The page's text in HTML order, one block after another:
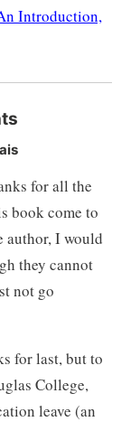
Introduction,
for all the
book come to
author, I would
they cannot
not go
for last, but to
College,
leave (an